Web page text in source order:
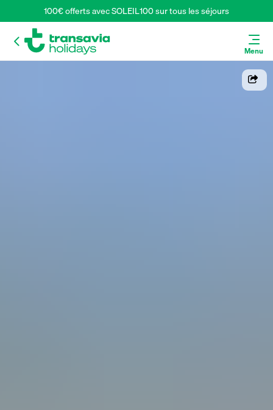
100€ offerts avec SOLEIL100 sur tous les séjours
Menu